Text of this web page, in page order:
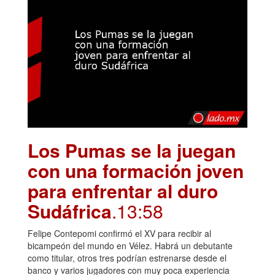
Los Pumas se la juegan
con una formación joven
para enfrentar al duro
Sudáfrica.13:58
Felipe Contepomi confirmó el XV para recibir al
bicampeón del mundo en Vélez. Habrá un debutante
como titular, otros tres podrían estrenarse desde el
banco y varios jugadores con muy poca experiencia